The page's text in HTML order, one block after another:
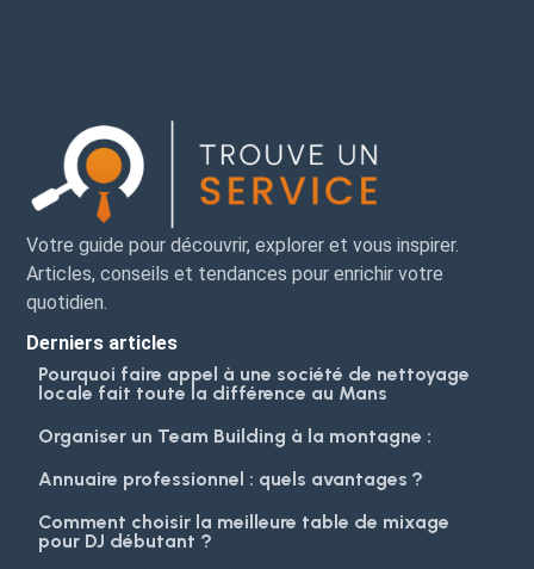
Votre guide pour découvrir, explorer et vous inspirer.
Articles, conseils et tendances pour enrichir votre
quotidien.
Derniers articles
Pourquoi faire appel à une société de nettoyage
locale fait toute la différence au Mans
Organiser un Team Building à la montagne :
Annuaire professionnel : quels avantages ?
Comment choisir la meilleure table de mixage
pour DJ débutant ?